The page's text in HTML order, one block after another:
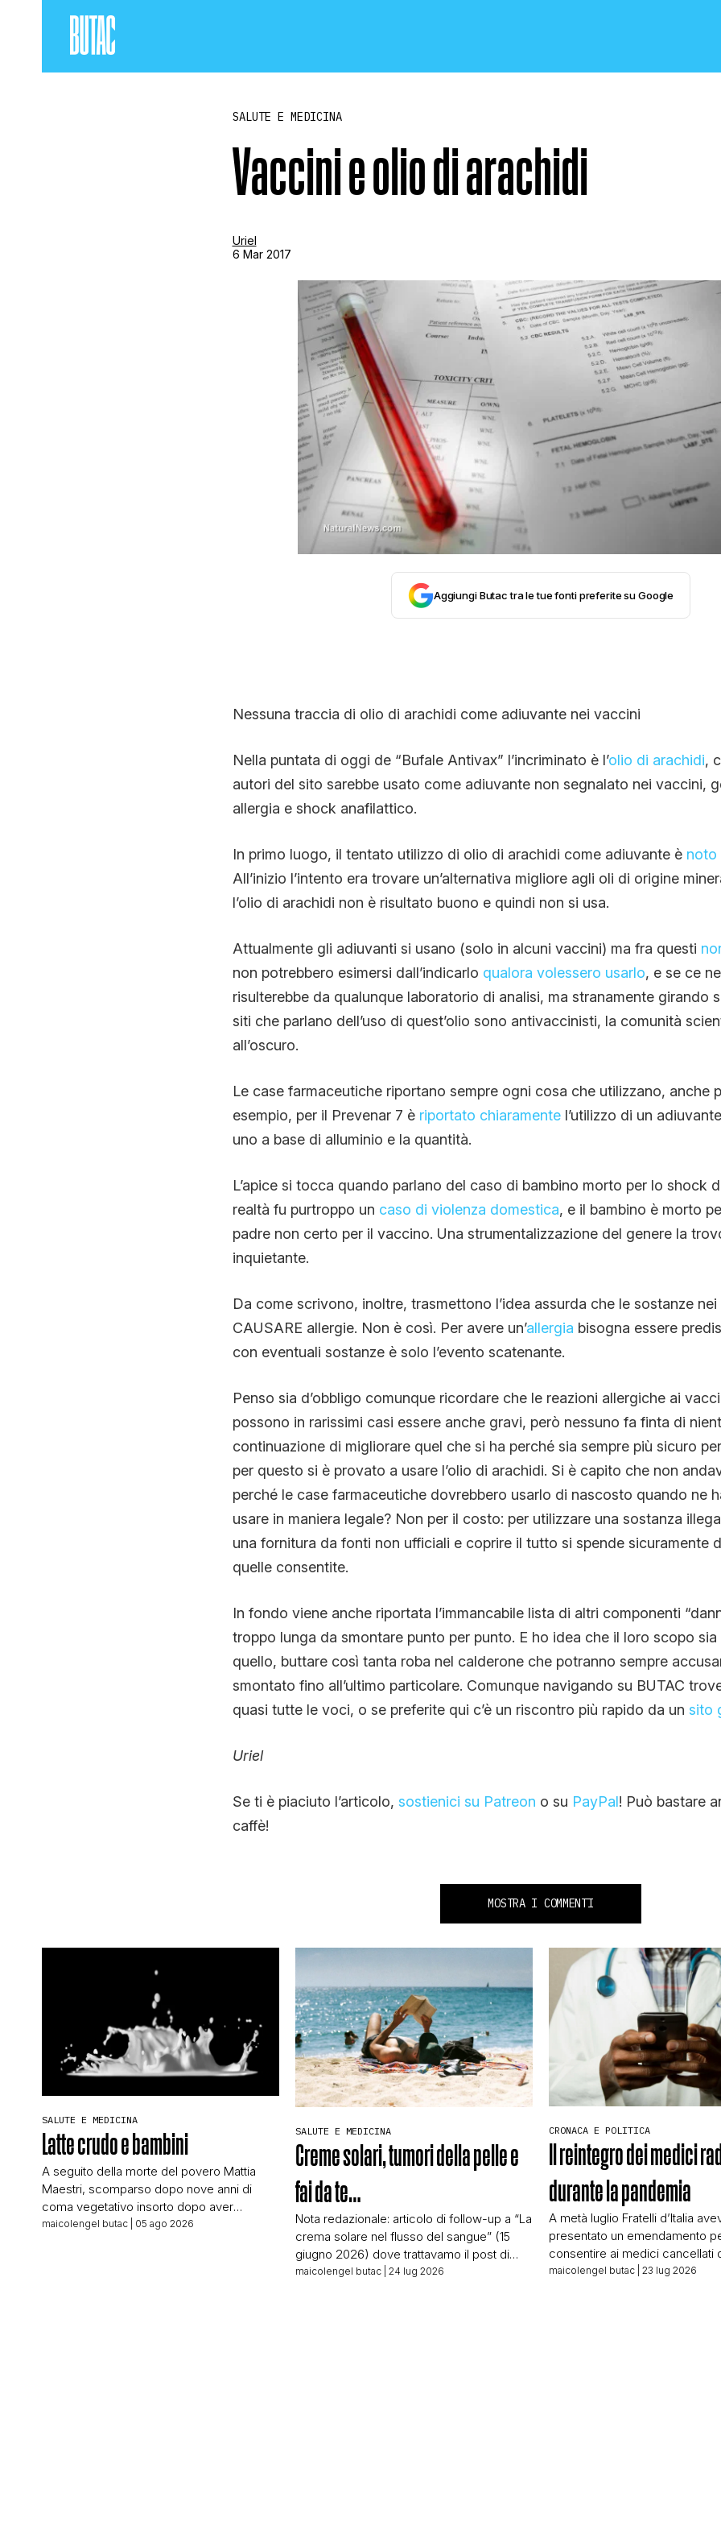
SALUTE E MEDICINA
STORIA E CITAZIONI
INTRATTENIMENTO
COMPLOTTI, LEGGENDE URBANE ED
EDITORIALI
CONTATTI
CHI SIAMO
SALUTE E MEDICINA
Vaccini e olio di arachidi
Uriel
6 Mar 2017
Aggiungi Butac tra le tue fonti preferite su Google
Nessuna traccia di olio di arachidi come adiuvante nei vaccini
Nella puntata di oggi de “Bufale Antivax” l’incriminato è l’olio di arachidi,
autori del sito sarebbe usato come adiuvante non segnalato nei vaccini,
allergia e shock anafilattico.
In primo luogo, il tentato utilizzo di olio di arachidi come adiuvante è noto
All’inizio l’intento era trovare un’alternativa migliore agli oli di origine
l’olio di arachidi non è risultato buono e quindi non si usa.
Attualmente gli adiuvanti si usano (solo in alcuni vaccini) ma fra questi
non potrebbero esimersi dall’indicarlo qualora volessero usarlo, e se ce
risulterebbe da qualunque laboratorio di analisi, ma stranamente girando
siti che parlano dell’uso di quest’olio sono antivaccinisti, la comunità
all’oscuro.
Le case farmaceutiche riportano sempre ogni cosa che utilizzano, anche
esempio, per il Prevenar 7 è riportato chiaramentel’utilizzo di un
uno a base di alluminio e la quantità.
L’apice si tocca quando parlano del caso di bambino morto per lo shock
realtà fu purtroppo un caso di violenza domestica, e il bambino è morto
padre non certo per il vaccino. Una strumentalizzazione del genere la
inquietante.
Da come scrivono, inoltre, trasmettono l’idea assurda che le sostanze
CAUSARE allergie. Non è così. Per avere un’allergia bisogna essere
con eventuali sostanze è solo l’evento scatenante.
Penso sia d’obbligo comunque ricordare che le reazioni allergiche ai
possono in rarissimi casi essere anche gravi, però nessuno fa finta di
continuazione di migliorare quel che si ha perché sia sempre più sicuro
per questo si è provato a usare l’olio di arachidi. Si è capito che non
perché le case farmaceutiche dovrebbero usarlo di nascosto quando ne
usare in maniera legale? Non per il costo: per utilizzare una sostanza
una fornitura da fonti non ufficiali e coprire il tutto si spende sicuramente
quelle consentite.
In fondo viene anche riportata l’immancabile lista di altri componenti
troppo lunga da smontare punto per punto. E ho idea che il loro scopo
quello, buttare così tanta roba nel calderone che potranno sempre
smontato fino all’ultimo particolare. Comunque navigando su BUTAC
quasi tutte le voci, o se preferite qui c’è un riscontro più rapido da un sito
Uriel
Se ti è piaciuto l’articolo, sostienici su Patreon o su PayPal! Può bastare
caffè!
MOSTRA I COMMENTI
SALUTE E MEDICINA
Latte crudo e bambini
A seguito della morte del povero Mattia
Maestri, scomparso dopo nove anni di
coma vegetativo insorto dopo aver
mangiato un formaggio fatto col latte crudo
maicolengel butac | 05 ago 2026
SALUTE E MEDICINA
Creme solari, tumori della pelle e
fai da te…
Nota redazionale: articolo di follow-up a “La
crema solare nel flusso del sangue” (15
giugno 2026) dove trattavamo il post di
“Mr.Pool” con lo studio JAMA
maicolengel butac | 24 lug 2026
CRONACA E POLITICA
Il reintegro dei medici
durante la pandemia
A metà luglio Fratelli d’Italia
presentato un emendamento
consentire ai medici cancellati
fatti non dolosi connessi alla
maicolengel butac | 23 lug 2026